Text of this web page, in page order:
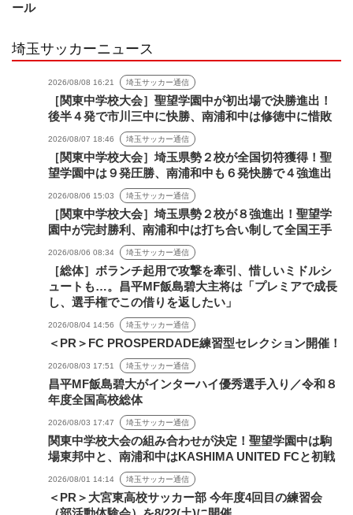
ール
埼玉サッカーニュース
2026/08/08 16:21 埼玉サッカー通信
［関東中学校大会］聖望学園中が初出場で決勝進出！
後半４発で市川三中に快勝、南浦和中は修徳中に惜敗
2026/08/07 18:46 埼玉サッカー通信
［関東中学校大会］埼玉県勢２校が全国切符獲得！聖
望学園中は９発圧勝、南浦和中も６発快勝で４強進出
2026/08/06 15:03 埼玉サッカー通信
［関東中学校大会］埼玉県勢２校が８強進出！聖望学
園中が完封勝利、南浦和中は打ち合い制して全国王手
2026/08/06 08:34 埼玉サッカー通信
［総体］ボランチ起用で攻撃を牽引、惜しいミドルシ
ュートも…。昌平MF飯島碧大主将は「プレミアで成長
し、選手権でこの借りを返したい」
2026/08/04 14:56 埼玉サッカー通信
＜PR＞FC PROSPERDADE練習型セレクション開催！
2026/08/03 17:51 埼玉サッカー通信
昌平MF飯島碧大がインターハイ優秀選手入り／令和８
年度全国高校総体
2026/08/03 17:47 埼玉サッカー通信
関東中学校大会の組み合わせが決定！聖望学園中は駒
場東邦中と、南浦和中はKASHIMA UNITED FCと初戦
2026/08/01 14:14 埼玉サッカー通信
＜PR＞大宮東高校サッカー部 今年度4回目の練習会